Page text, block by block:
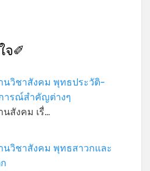
จ✐
นวิชาสังคม พุทธประวัติ-
ารณ์สำคัญต่างๆ
นสังคม เรื่…
นวิชาสังคม พุทธสาวกและ